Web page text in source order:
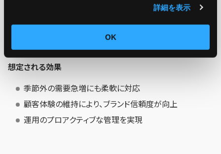
詳細を表示
OK
予期せぬ需要急増（例えば、TikTokで流行した新商品の影
響など）を検知。自動化によりアプリケーションインスタンス
を追加し、注文プロセスへの影響を最小限に抑えました。
想定される効果
季節外の需要急増にも柔軟に対応
顧客体験の維持により、ブランド信頼度が向上
運用のプロアクティブな管理を実現